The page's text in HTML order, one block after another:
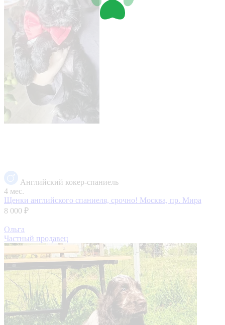
Английский кокер-спаниель
4 мес.
Щенки английского спаниеля, срочно! Москва, пр. Мира
8 000 ₽
Ольга
Частный продавец